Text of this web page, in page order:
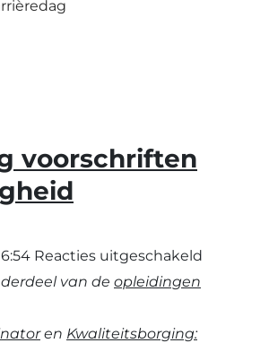
voorschriften
Reacties uitgeschakeld
van de opleidingen
en Kwaliteitsborging: